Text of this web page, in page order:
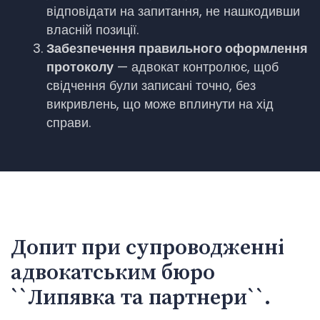
відповідати на запитання, не нашкодивши
власній позиції.
Забезпечення правильного оформлення
протоколу — адвокат контролює, щоб
свідчення були записані точно, без
викривлень, що може вплинути на хід
справи.
Допит при супроводженні
адвокатським бюро
``Липявка та партнери``.